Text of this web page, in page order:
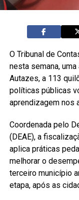
O Tribunal de
nesta semana,
Autazes, a 113
políticas públicas
aprendizagem nos
Coordenada pelo
(DEAE), a
aplica práticas
melhorar o
terceiro município
etapa, após as